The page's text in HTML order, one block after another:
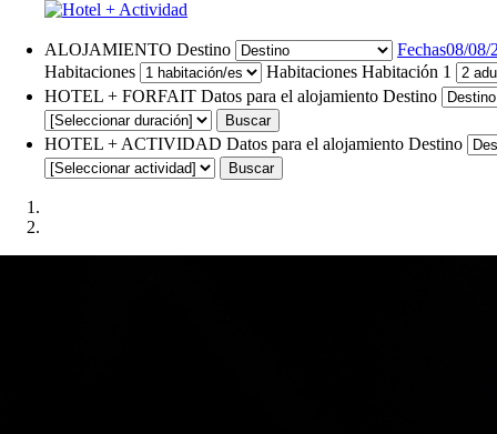
ALOJAMIENTO Destino Fechas08/08/
Habitaciones
Habitaciones Habitación 1
HOTEL + FORFAIT Datos para el alojamiento Destino
Buscar
HOTEL + ACTIVIDAD Datos para el alojamiento Destino
Buscar